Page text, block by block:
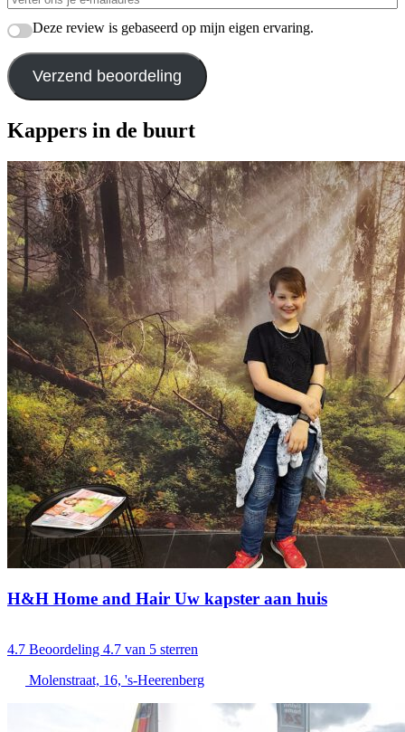
Deze review is gebaseerd op mijn eigen ervaring.
Verzend beoordeling
Kappers in de buurt
H&H Home and Hair Uw kapster aan huis
4.7 Beoordeling 4.7 van 5 sterren
Molenstraat, 16, 's-Heerenberg